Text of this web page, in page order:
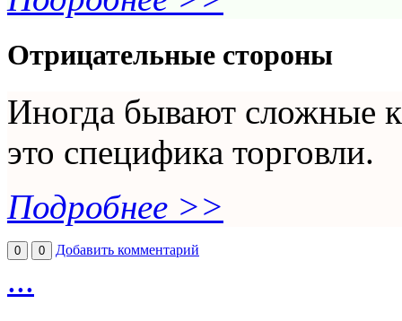
Отрицательные стороны
Иногда бывают сложные
это специфика торговли.
Подробнее >>
0 0 Добавить комментарий
...